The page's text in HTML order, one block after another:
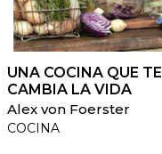
UNA COCINA QUE TE
CAMBIA LA VIDA
Alex von Foerster
COCINA